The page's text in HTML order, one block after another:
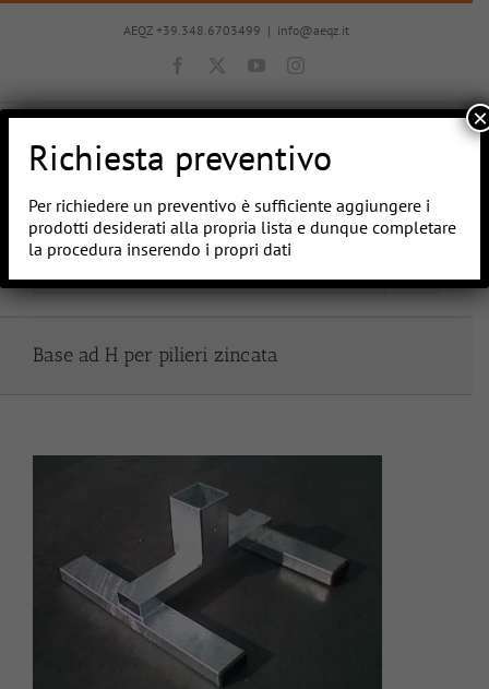
Salta
AEQZ +39.348.6703499 | info@aeqz.it
Facebook YouTubeInstagram
Vai a...
Base ad H per pilieri zincata
Richiesta preventivo
Per richiedere un preventivo è sufficiente aggiungere i
prodotti desiderati alla propria lista e dunque completare
la procedura inserendo i propri dati
×